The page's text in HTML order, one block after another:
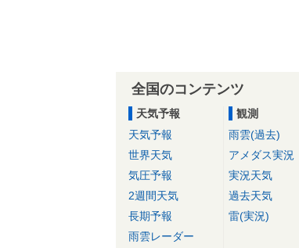
全国のコンテンツ
天気予報
天気予報
世界天気
気圧予報
2週間天気
長期予報
雨雲レーダー
観測
雨雲(過去)
アメダス実況
実況天気
過去天気
雷(実況)